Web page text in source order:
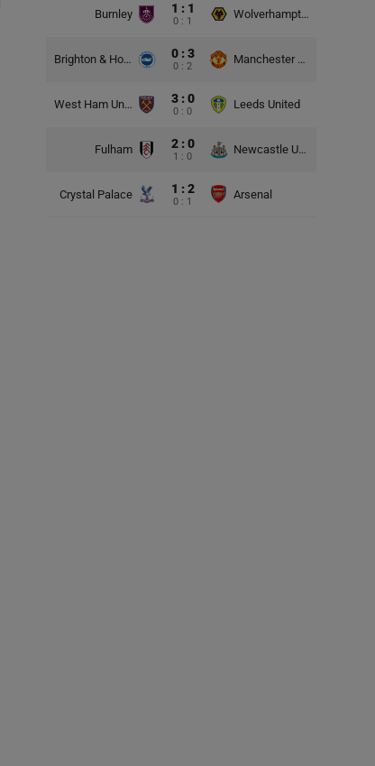
Burnley 1 : 1
0 : 1
Wolverhampton Wanderers
Brighton & Hove Albion 0 : 3
0 : 2
Manchester United
West Ham United 3 : 0
0 : 0
Leeds United
Fulham 2 : 0
1 : 0
Newcastle United
Crystal Palace 1 : 2
0 : 1
Arsenal